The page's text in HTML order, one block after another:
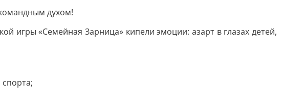
духом!
игры «Семейная Зарница» кипели эмоции: азарт в глазах детей,